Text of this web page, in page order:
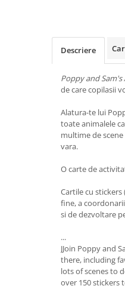
Descriere
Poppy and
de care copilasii
Alatura-te lui
toate animalele
multime de
vara.
O carte de
Cartile cu
fine, a
si de dezvoltare
...
JJoin Poppy and
there, including
lots of scenes to
over 150 stickers